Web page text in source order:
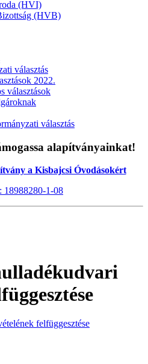
(HVI)
(HVB)
választás
2022.
választások
választás
alapítványainkat!
a Kisbajcsi Óvodásokért
18988280-1-08
felfüggesztése